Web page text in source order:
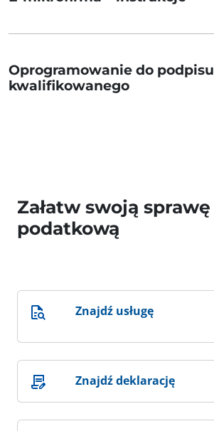
Oprogramowanie do podpisu
kwalifikowanego
Załatw swoją sprawę
podatkową
Znajdź usługę
Znajdź deklarację